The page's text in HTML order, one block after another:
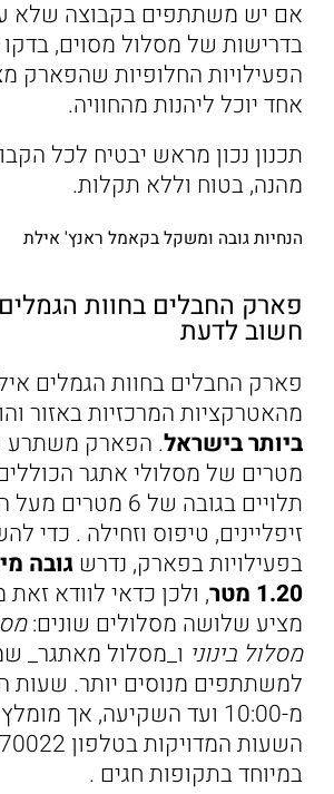
אם יש משתתפים בקבוצה שלא
בדרישות של מסלול מסוים,
הפעילויות החלופיות שהפארק
אחד יוכל ליהנות מהחוויה.
תכנון נכון מראש יבטיח לכל
מהנה, בטוח וללא תקלות.
הנחיות גובה ומשקל בקאמל ראנץ' אילת
פארק החבלים בחוות
חשוב לדעת
פארק החבלים בחוות הגמלים
מהאטרקציות המרכזיות באזור
ביותר בישראל
מטרים של מסלולי אתגר
תלויים בגובה של 6
זיפליינים, טיפוס וזחילה . כדי
בפעילויות בפארק, נדרשגובה
1.20 מטר
, ולכן כדאי לוודא
מציע שלושה מסלולים שונים:
מסלול בינוני ו_מסלול מאתגר_
למשתתפים מנוסים יותר. שעות
מ-10:00 ועד השקיעה, אך
במיוחד בתקופות חגים .